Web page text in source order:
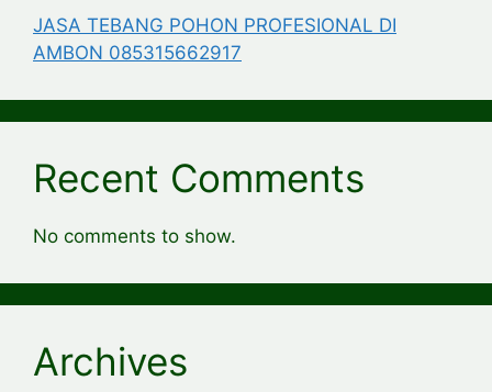
JASA TEBANG POHON PROFESIONAL DI
AMBON 085315662917
Recent Comments
No comments to show.
Archives